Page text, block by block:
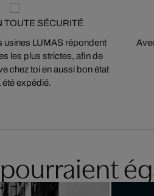
TOUTE SÉCURITÉ
usines LUMAS répondent
les plus strictes, afin de
chez toi en aussi bon état
été expédié.